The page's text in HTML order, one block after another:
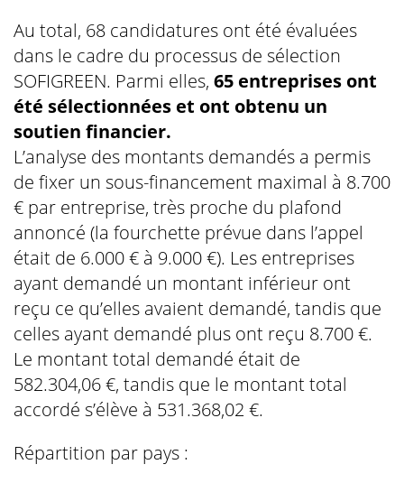
Au total, 68 candidatures ont été évaluées
dans le cadre du processus de sélection
SOFIGREEN. Parmi elles, 65 entreprises ont
été sélectionnées et ont obtenu un
soutien financier.
L’analyse des montants demandés a permis
de fixer un sous-financement maximal à 8.700
€ par entreprise, très proche du plafond
annoncé (la fourchette prévue dans l’appel
était de 6.000 € à 9.000 €). Les entreprises
ayant demandé un montant inférieur ont
reçu ce qu’elles avaient demandé, tandis que
celles ayant demandé plus ont reçu 8.700 €.
Le montant total demandé était de
582.304,06 €, tandis que le montant total
accordé s’élève à 531.368,02 €.
Répartition par pays :